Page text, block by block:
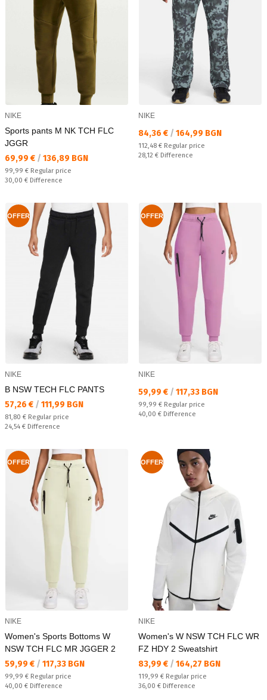
NIKE
Sports pants M NK TCH FLC
JGGR
Текуща цена:
69,99 € / 136,89 BGN
Regular price:
99,99 € Regular price
Спестявате:
30,00 € Difference
NIKE
Текуща цена:
84,36 € / 164,99 BGN
Regular price:
112,48 € Regular price
Спестявате:
28,12 € Difference
OFFER
NIKE
B NSW TECH FLC PANTS
Текуща цена:
57,26 € / 111,99 BGN
Regular price:
81,80 € Regular price
Спестявате:
24,54 € Difference
OFFER
NIKE
Текуща цена:
59,99 € / 117,33 BGN
Regular price:
99,99 € Regular price
Спестявате:
40,00 € Difference
OFFER
NIKE
Women's Sports Bottoms W
NSW TCH FLC MR JGGER 2
Текуща цена:
59,99 € / 117,33 BGN
Regular price:
99,99 € Regular price
Спестявате:
40,00 € Difference
OFFER
NIKE
Women's W NSW TCH FLC WR
FZ HDY 2 Sweatshirt
Текуща цена:
83,99 € / 164,27 BGN
Regular price:
119,99 € Regular price
Спестявате:
36,00 € Difference